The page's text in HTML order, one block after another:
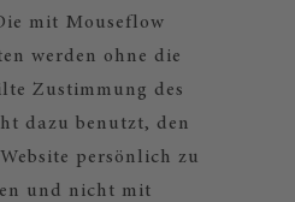
mit Mouseflow
werden ohne die
Zustimmung des
dazu benutzt, den
persönlich zu
und nicht mit